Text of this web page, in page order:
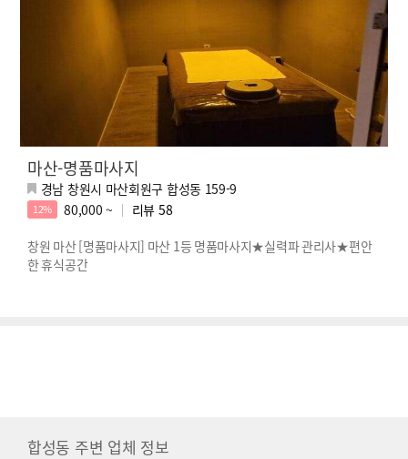
마산-명품마사지
경남 창원시 마산회원구 합성동 159-9
12% 80,000 ~ 리뷰 58
창원 마산 [명품마사지] 마산 1등 명품마사지★실력파 관리사★편안
한 휴식공간
합성동 주변 업체 정보